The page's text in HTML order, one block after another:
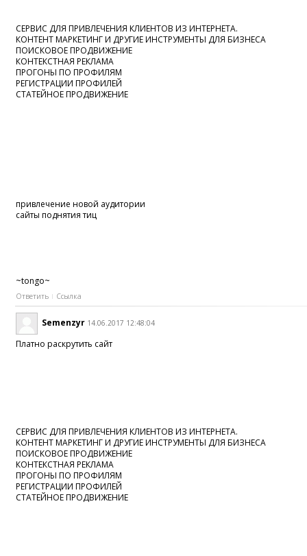
СЕРВИС ДЛЯ ПРИВЛЕЧЕНИЯ КЛИЕНТОВ ИЗ ИНТЕРНЕТА.
КОНТЕНТ МАРКЕТИНГ И ДРУГИЕ ИНСТРУМЕНТЫ ДЛЯ БИЗНЕСА
ПОИСКОВОЕ ПРОДВИЖЕНИЕ
КОНТЕКСТНАЯ РЕКЛАМА
ПРОГОНЫ ПО ПРОФИЛЯМ
РЕГИСТРАЦИИ ПРОФИЛЕЙ
СТАТЕЙНОЕ ПРОДВИЖЕНИЕ
привлечение новой аудитории
сайты поднятия тиц
~tongo~
Ответить Ссылка
Semenzyr 14.06.2017 12:48:04
Платно раскрутить сайт
СЕРВИС ДЛЯ ПРИВЛЕЧЕНИЯ КЛИЕНТОВ ИЗ ИНТЕРНЕТА.
КОНТЕНТ МАРКЕТИНГ И ДРУГИЕ ИНСТРУМЕНТЫ ДЛЯ БИЗНЕСА
ПОИСКОВОЕ ПРОДВИЖЕНИЕ
КОНТЕКСТНАЯ РЕКЛАМА
ПРОГОНЫ ПО ПРОФИЛЯМ
РЕГИСТРАЦИИ ПРОФИЛЕЙ
СТАТЕЙНОЕ ПРОДВИЖЕНИЕ